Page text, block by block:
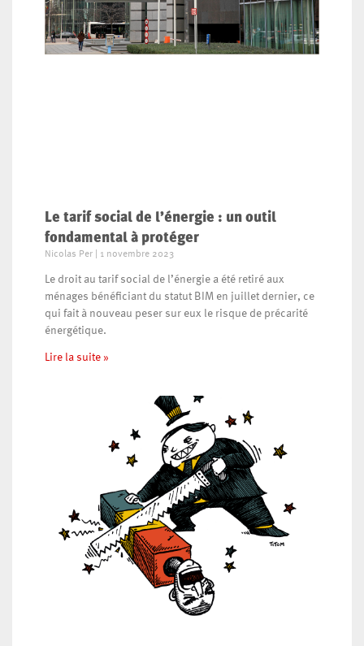
Le tarif social de l’énergie : un outil
fondamental à protéger
Nicolas Per 1 novembre 2023
Le droit au tarif social de l’énergie a été retiré aux
ménages bénéficiant du statut BIM en juillet dernier, ce
qui fait à nouveau peser sur eux le risque de précarité
énergétique.
Lire la suite »